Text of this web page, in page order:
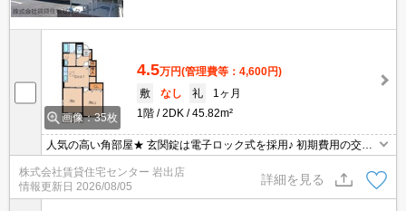
画像：35枚
4.5万円(管理費等：4,600円)
敷
なし 礼
1ヶ月
1階
2DK 45.82m²
人気の高い角部屋★ 玄関錠は電子ロック式を採用♪ 初期費用の交渉
は、賃貸住宅センターまで！！
株式会社賃貸住宅センター 岩出店
情報更新日 2026/08/05
詳細を見る